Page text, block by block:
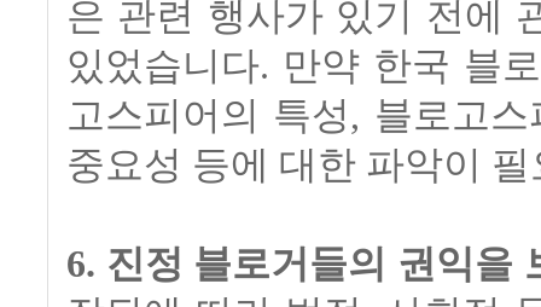
은 관련 행사가 있기 전에
있었습니다. 만약 한국 블
고스피어의 특성, 블로고
중요성 등에 대한 파악이
6. 진정 블로거들의 권익을